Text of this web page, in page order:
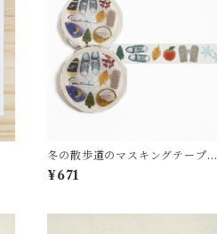
冬の散歩道のマスキングテープ
MT31
¥671